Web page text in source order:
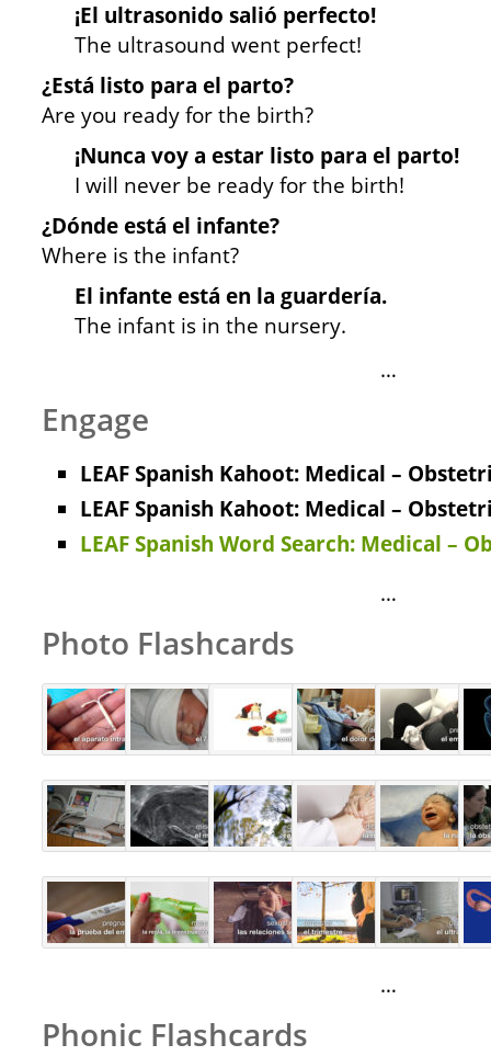
¡El ultrasonido salió perfecto!
The ultrasound went perfect!
¿Está listo para el parto?
Are you ready for the birth?
¡Nunca voy a estar listo para el parto!
I will never be ready for the birth!
¿Dónde está el infante?
Where is the infant?
El infante está en la guardería.
The infant is in the nursery.
…
Engage
LEAF Spanish Kahoot: Medical –
LEAF Spanish Kahoot: Medical –
LEAF Spanish Word Search: Medical –
…
Photo Flashcards
…
Phonic Flashcards